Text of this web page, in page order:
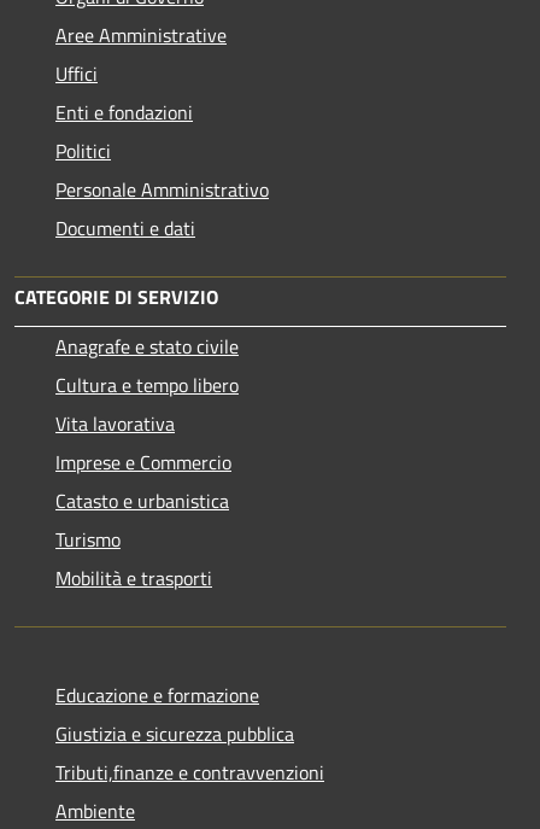
Aree Amministrative
Uffici
Enti e fondazioni
Politici
Personale Amministrativo
Documenti e dati
CATEGORIE DI SERVIZIO
Anagrafe e stato civile
Cultura e tempo libero
Vita lavorativa
Imprese e Commercio
Catasto e urbanistica
Turismo
Mobilità e trasporti
Educazione e formazione
Giustizia e sicurezza pubblica
Tributi,finanze e contravvenzioni
Ambiente